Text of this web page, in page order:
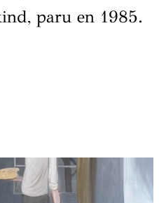
, paru en 1985.